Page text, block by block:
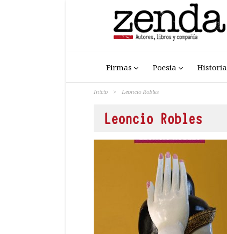
Firmas Poesía Historia
Inicio > Leoncio Robles
Leoncio Robles